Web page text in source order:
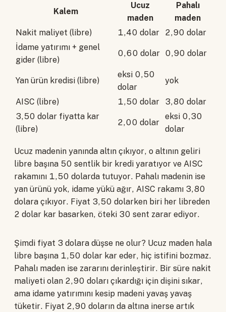
Kalem
Ucuz
maden
Pahalı
maden
Nakit maliyet (libre)
1,40 dolar
2,90 dolar
İdame yatırımı + genel
gider (libre)
0,60 dolar 0,90 dolar
Yan ürün kredisi (libre)
eksi 0,50
dolar
yok
AISC (libre) 1,50 dolar
3,80 dolar
3,50 dolar fiyatta kar
(libre)
2,00 dolar
eksi 0,30
dolar
Ucuz madenin yanında altın çıkıyor, o altının geliri
libre başına 50 sentlik bir kredi yaratıyor ve AISC
rakamını 1,50 dolarda tutuyor. Pahalı madenin ise
yan ürünü yok, idame yükü ağır, AISC rakamı 3,80
dolara çıkıyor. Fiyat 3,50 dolarken biri her libreden
2 dolar kar basarken, öteki 30 sent zarar ediyor.
Şimdi fiyat 3 dolara düşse ne olur? Ucuz maden hala
libre başına 1,50 dolar kar eder, hiç istifini bozmaz.
Pahalı maden ise zararını derinleştirir. Bir süre nakit
maliyeti olan 2,90 doları çıkardığı için dişini sıkar,
ama idame yatırımını kesip madeni yavaş yavaş
tüketir. Fiyat 2,90 doların da altına inerse artık